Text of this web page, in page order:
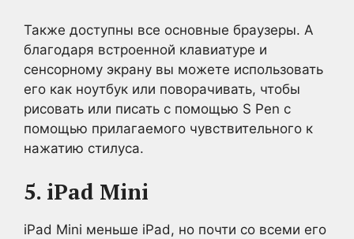
Также доступны все основные браузеры. А
благодаря встроенной клавиатуре и
сенсорному экрану вы можете использовать
его как ноутбук или поворачивать, чтобы
рисовать или писать с помощью S Pen с
помощью прилагаемого чувствительного к
нажатию стилуса.
5. iPad Mini
iPad Mini меньше iPad, но почти со всеми его